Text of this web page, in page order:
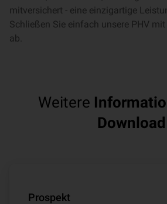
mitversichert - eine einzigartige
Schließen Sie einfach unsere PHV mit
ab.
Weitere
Download
Prospekt